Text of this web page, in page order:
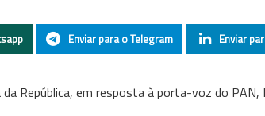
Enviar para o Telegram Enviar
República, em resposta à porta-voz do PAN,